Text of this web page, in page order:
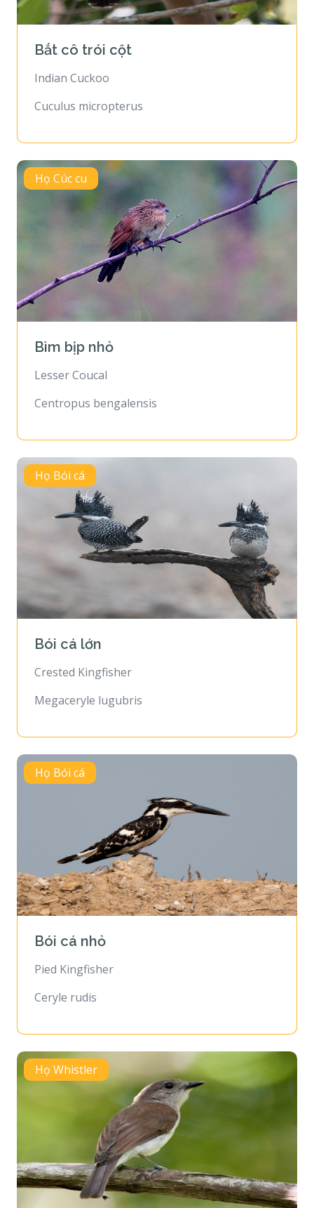
Bắt cô trói cột
Indian Cuckoo
Cuculus micropterus
Họ Cúc cu
Bìm bịp nhỏ
Lesser Coucal
Centropus bengalensis
Họ Bói cá
Bói cá lớn
Crested Kingfisher
Megaceryle lugubris
Họ Bói cá
Bói cá nhỏ
Pied Kingfisher
Ceryle rudis
Họ Whistler